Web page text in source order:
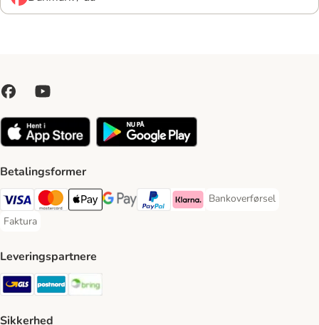
Betalingsformer
VISA Payment Method
Mastercard Payment Method
Apply pay Payment Method
Google Pay Payment Method
paypal Payment Method
Klarna Payment Method
Bankoverførsel
Bankoverførsel
Faktura
Faktura Payment Method
Leveringspartnere
GLS Shipping Method
Postnord Shipping Method
Sikkerhed